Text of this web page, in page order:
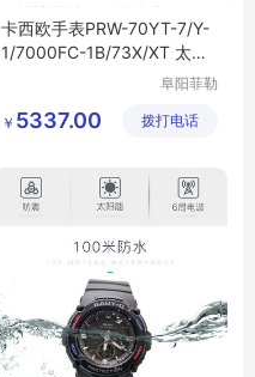
卡西欧手表PRW-70YT-7/Y-
1/7000FC-1B/73X/XT 太阳
阜阳菲勒
公司
￥ 5337.00 拨打电话